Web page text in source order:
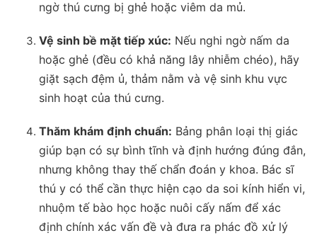
ngờ thú cưng bị ghẻ hoặc viêm da mủ.
Vệ sinh bề mặt tiếp xúc: Nếu nghi ngờ nấm da
hoặc ghẻ (đều có khả năng lây nhiễm chéo), hãy
giặt sạch đệm ủ, thảm nằm và vệ sinh khu vực
sinh hoạt của thú cưng.
Thăm khám định chuẩn: Bảng phân loại thị giác
giúp bạn có sự bình tĩnh và định hướng đúng đắn,
nhưng không thay thế chẩn đoán y khoa. Bác sĩ
thú y có thể cần thực hiện cạo da soi kính hiển vi,
nhuộm tế bào học hoặc nuôi cấy nấm để xác
định chính xác vấn đề và đưa ra phác đồ xử lý